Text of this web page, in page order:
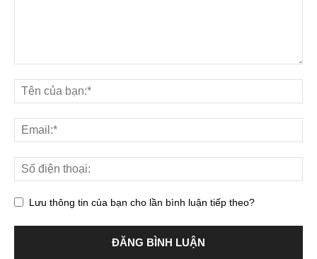
Lưu thông tin của bạn cho lần bình luận tiếp theo?